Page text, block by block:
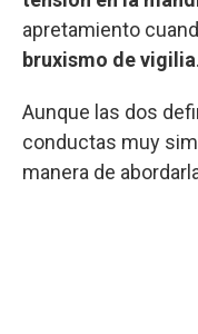
apretamiento
bruxismo de vigilia.
Aunque las dos
conductas muy
manera de